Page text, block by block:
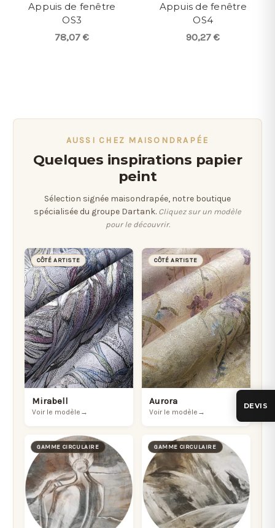
Appuis de fenêtre
OS3
78,07 €
Appuis de fenêtre
OS4
90,27 €
AUSSI CHEZ MAISONDRAPÉE
Quelques inspirations papier
peint
Sélection signée maisondrapée, notre boutique
spécialisée du groupe Dartank. Cliquez sur un modèle
pour le découvrir.
CÔTÉ ARTISTE
Mirabell
Voir le modèle →
CÔTÉ ARTISTE
Aurora
Voir le modèle →
GAMME CIRCULAIRE GAMME CIRCULAIRE
DEVIS